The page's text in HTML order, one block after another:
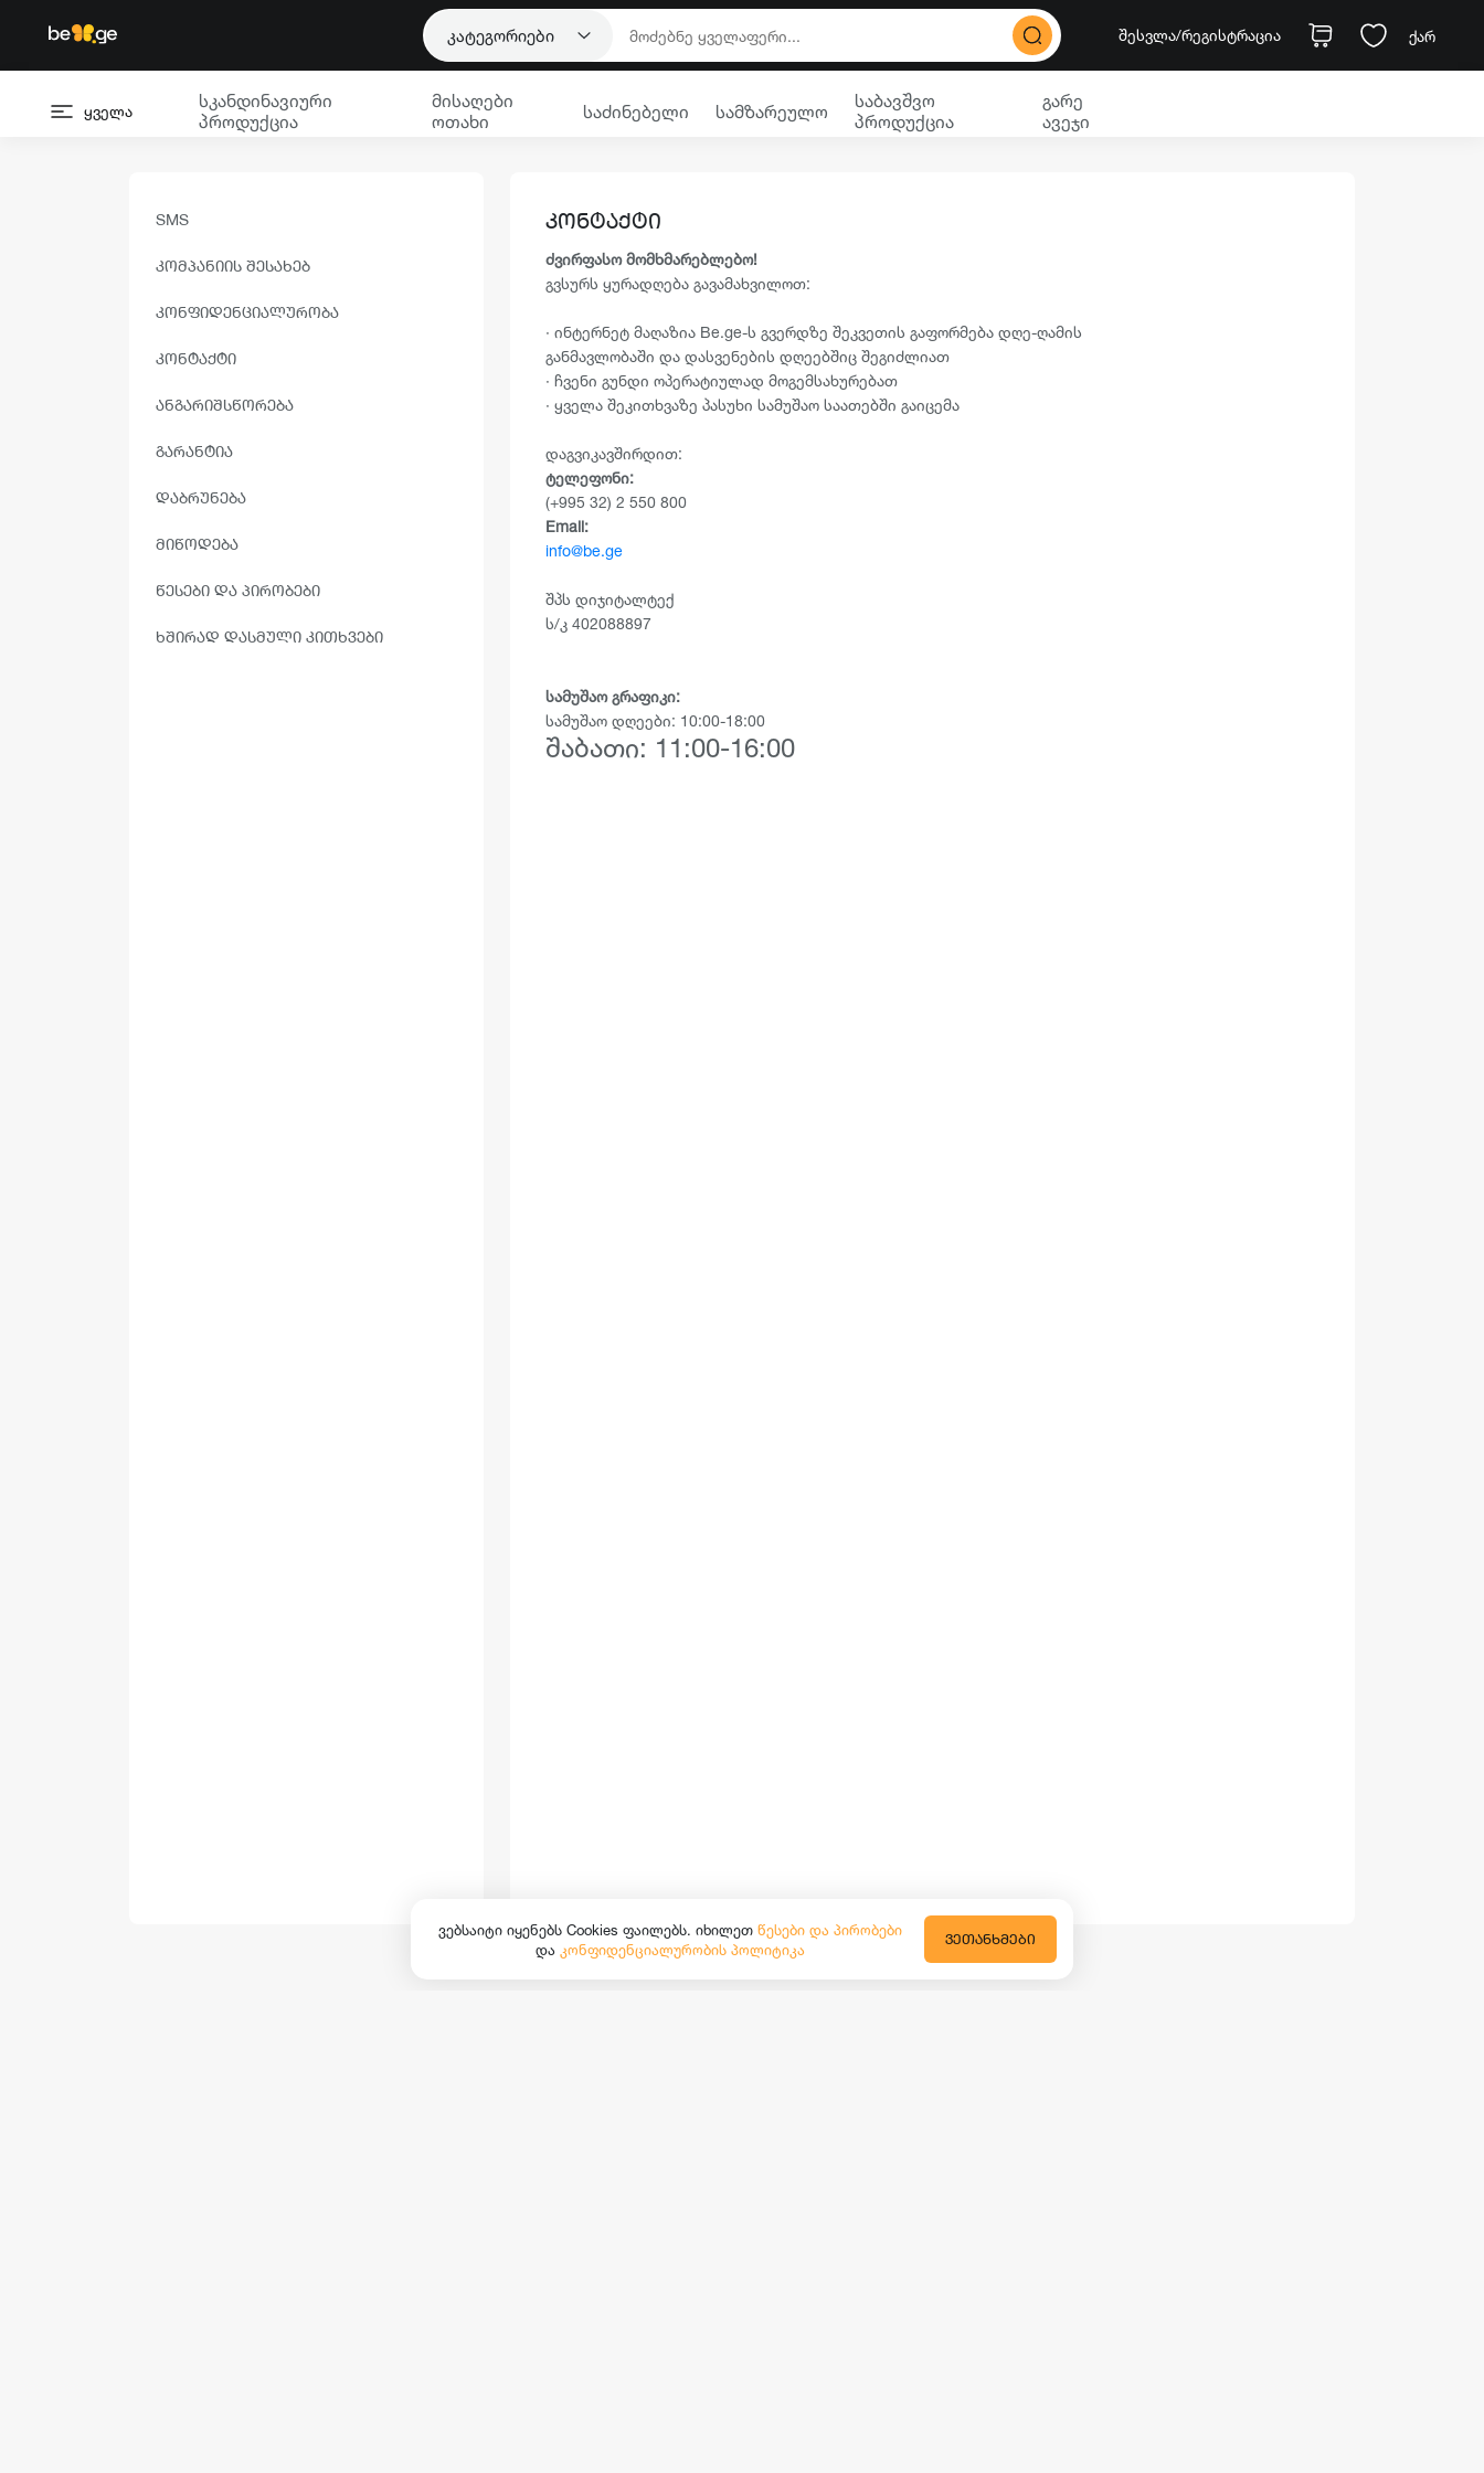
კატეგორიები შესვლა/რეგისტრაცია ქარ
ყველა
სკანდინავიური
პროდუქცია
მისაღები
ოთახი
საძინებელი სამზარეულო
საბავშვო
პროდუქცია
გარე
ავეჯი
SMS
ᲙᲝᲛᲞᲐᲜᲘᲘᲡ ᲨᲔᲡᲐᲮᲔᲑ
ᲙᲝᲜᲤᲘᲓᲔᲜᲪᲘᲐᲚᲣᲠᲝᲑᲐ
ᲙᲝᲜᲢᲐᲥᲢᲘ
ᲐᲜᲒᲐᲠᲘᲨᲡᲬᲝᲠᲔᲑᲐ
ᲒᲐᲠᲐᲜᲢᲘᲐ
ᲓᲐᲑᲠᲣᲜᲔᲑᲐ
ᲛᲘᲬᲝᲓᲔᲑᲐ
ᲬᲔᲡᲔᲑᲘ ᲓᲐ ᲞᲘᲠᲝᲑᲔᲑᲘ
ᲮᲨᲘᲠᲐᲓ ᲓᲐᲡᲛᲣᲚᲘ ᲙᲘᲗᲮᲕᲔᲑᲘ
ᲙᲝᲜᲢᲐᲥᲢᲘ
ძვირფასო მომხმარებლებო!
გვსურს ყურადღება გავამახვილოთ:
· ინტერნეტ მაღაზია Be.ge-ს გვერდზე შეკვეთის გაფორმება დღე-ღამის
განმავლობაში და დასვენების დღეებშიც შეგიძლიათ
· ჩვენი გუნდი ოპერატიულად მოგემსახურებათ
· ყველა შეკითხვაზე პასუხი სამუშაო საათებში გაიცემა
დაგვიკავშირდით:
ტელეფონი:
(+995 32) 2 550 800
Email:
info@be.ge
შპს დიჯიტალტექ
ს/კ 402088897
სამუშაო გრაფიკი:
სამუშაო დღეები: 10:00-18:00
შაბათი: 11:00-16:00
ვებსაიტი იყენებს Cookies ფაილებს. იხილეთ წესები და პირობები
და კონფიდენციალურობის პოლიტიკა
ᲕᲔᲗᲐᲜᲮᲛᲔᲑᲘ